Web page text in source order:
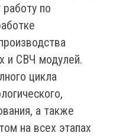
по
и СВЧ модулей.
цикла
а также
на всех этапах